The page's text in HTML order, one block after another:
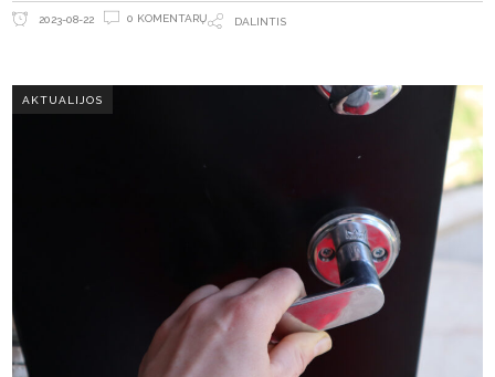
2023-08-22 0 KOMENTARŲ DALINTIS
AKTUALIJOS